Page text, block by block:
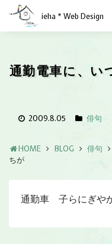
ieha * Web Design
通勤電車に、い
2009.8.05 俳句
HOME BLOG 俳句
ちが
通勤車 子らにぎや